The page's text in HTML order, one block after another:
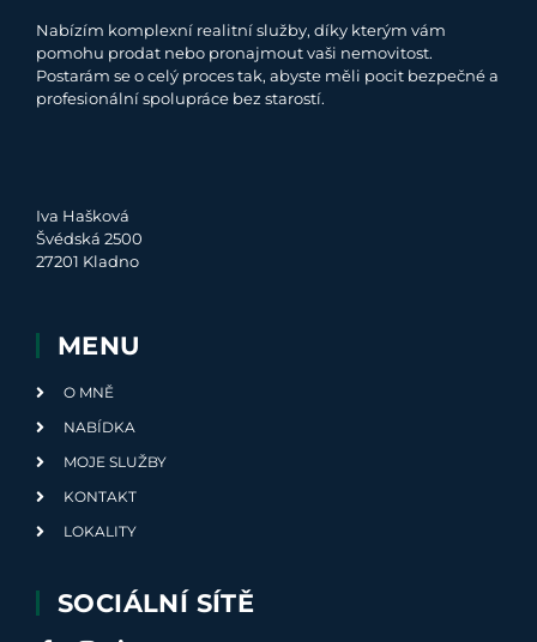
Nabízím komplexní realitní služby, díky kterým vám
pomohu prodat nebo pronajmout vaši nemovitost.
Postarám se o celý proces tak, abyste měli pocit bezpečné a
profesionální spolupráce bez starostí.
Iva Hašková
Švédská 2500
27201 Kladno
MENU
O MNĚ
NABÍDKA
MOJE SLUŽBY
KONTAKT
LOKALITY
SOCIÁLNÍ SÍTĚ